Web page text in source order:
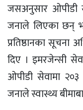
जसअनुसार ओपीडी
जनाले लिएका छन्
प्रतिष्ठानका सूचना
दिए । इमरजेन्सी
ओपीडी सेवामा
जनाले स्वास्थ्य